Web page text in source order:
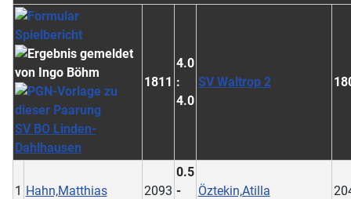
SV BO Linden-
Dahlhausen
1811
4.0
:
4.0
SV Waltrop 2
1 Hahn,Matthias 2093
0.5
-
Öztekin,Atilla